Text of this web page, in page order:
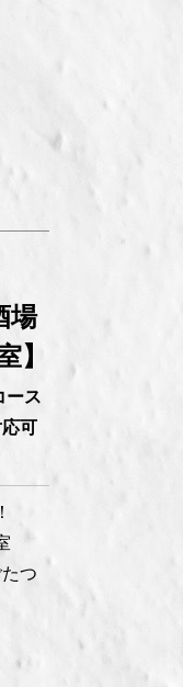
場
】
ース
可
つ